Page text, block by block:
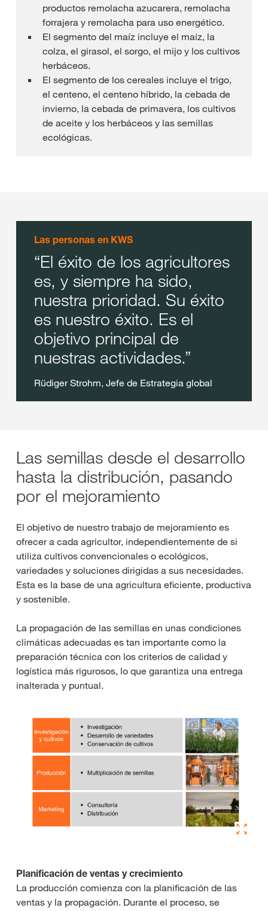
productos remolacha azucarera, remolacha
forrajera y remolacha para uso energético.
El segmento del maíz incluye el maíz, la
colza, el girasol, el sorgo, el mijo y los cultivos
herbáceos.
El segmento de los cereales incluye el trigo,
el centeno, el centeno híbrido, la cebada de
invierno, la cebada de primavera, los cultivos
de aceite y los herbáceos y las semillas
ecológicas.
Las personas en KWS
El éxito de los agricultores
es, y siempre ha sido,
nuestra prioridad. Su éxito
es nuestro éxito. Es el
objetivo principal de
nuestras actividades.
Rüdiger Strohm, Jefe de Estrategia global
Las semillas desde el desarrollo
hasta la distribución, pasando
por el mejoramiento
El objetivo de nuestro trabajo de mejoramiento es
ofrecer a cada agricultor, independientemente de si
utiliza cultivos convencionales o ecológicos,
variedades y soluciones dirigidas a sus necesidades.
Esta es la base de una agricultura eficiente, productiva
y sostenible.
La propagación de las semillas en unas condiciones
climáticas adecuadas es tan importante como la
preparación técnica con los criterios de calidad y
logística más rigurosos, lo que garantiza una entrega
inalterada y puntual.
Planificación de ventas y crecimiento
La producción comienza con la planificación de las
ventas y la propagación. Durante el proceso, se